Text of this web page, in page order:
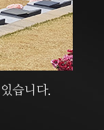
습니다.